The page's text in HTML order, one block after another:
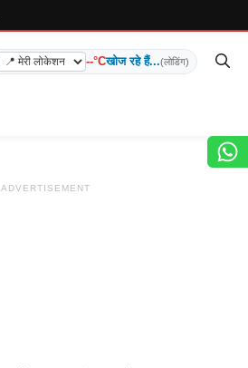
--°Cखोज रहे हैं...(लोडिंग)
ADVERTISEMENT